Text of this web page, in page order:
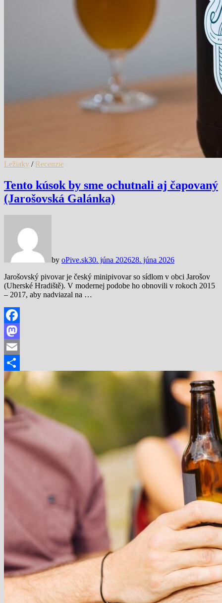
Ležiaky / Recenzie
Tento kúsok by sme ochutnali aj čapovaný
(Jarošovská Galánka)
by oPive.sk30. júna 202628. júna 2026
Jarošovský pivovar je český minipivovar so sídlom v obci Jarošov
(Uherské Hradiště). V modernej podobe ho obnovili v rokoch 2015
– 2017, aby nadviazal na …
Facebook
Mastodon
Email
Share